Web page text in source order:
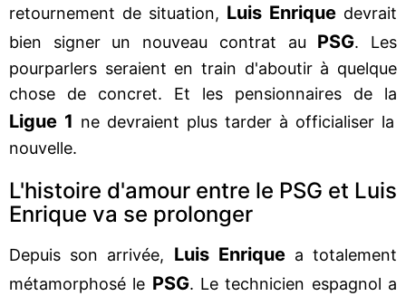
retournement de situation, Luis Enrique devrait
bien signer un nouveau contrat au PSG. Les
pourparlers seraient en train d'aboutir à quelque
chose de concret. Et les pensionnaires de la
Ligue 1 ne devraient plus tarder à officialiser la
nouvelle.
L'histoire d'amour entre le PSG et Luis
Enrique va se prolonger
Depuis son arrivée, Luis Enriquea totalement
métamorphosé le PSG. Le technicien espagnol a